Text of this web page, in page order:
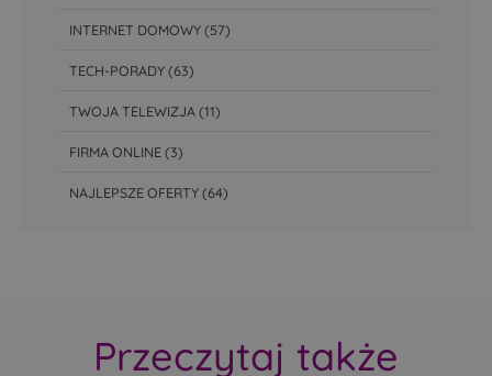
INTERNET DOMOWY(57)
TECH-PORADY(63)
TWOJA TELEWIZJA(11)
FIRMA ONLINE(3)
NAJLEPSZE OFERTY(64)
Przeczytaj także